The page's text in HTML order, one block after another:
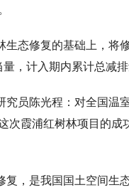
生态修复的基础上，将
，计入期内累计总减排
究员陈光程：对全国温
次霞浦红树林项目的
复，是我国国土空间生